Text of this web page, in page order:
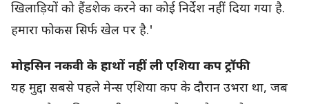
खिलाड़ियों को हैंडशेक करने का कोई निर्देश नहीं दिया गया है.
हमारा फोकस सिर्फ खेल पर है.'
मोहसिन नकवी के हाथों नहीं ली एशिया कप ट्रॉफी
यह मुद्दा सबसे पहले मेन्स एशिया कप के दौरान उभरा था, जब